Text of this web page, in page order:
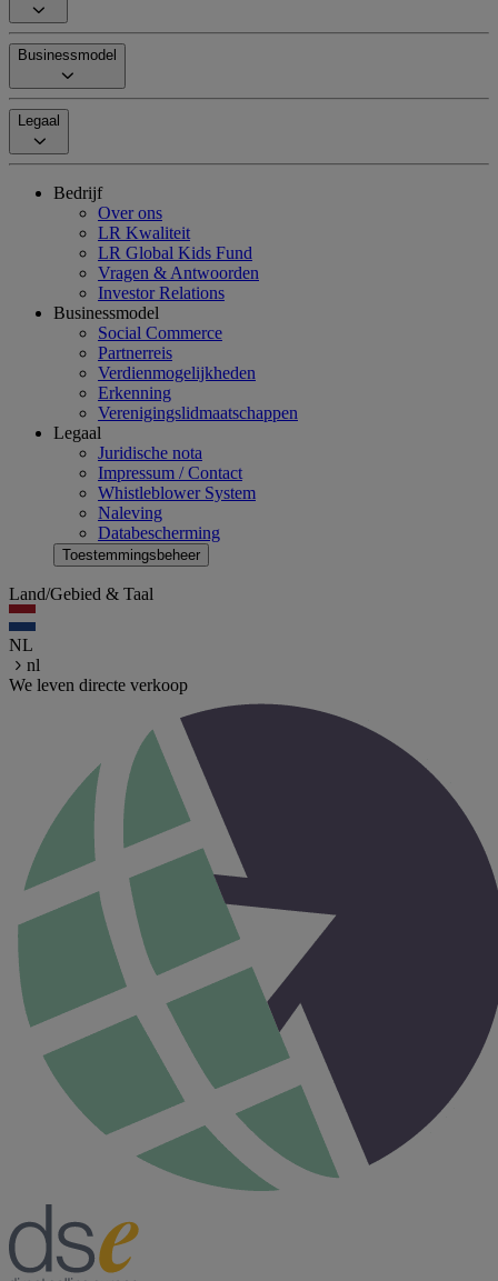
Businessmodel
Legaal
Bedrijf
Over ons
LR Kwaliteit
LR Global Kids Fund
Vragen & Antwoorden
Investor Relations
Businessmodel
Social Commerce
Partnerreis
Verdienmogelijkheden
Erkenning
Verenigingslidmaatschappen
Legaal
Juridische nota
Impressum / Contact
Whistleblower System
Naleving
Databescherming
Toestemmingsbeheer
Land/Gebied & Taal
NL
nl
We leven directe verkoop